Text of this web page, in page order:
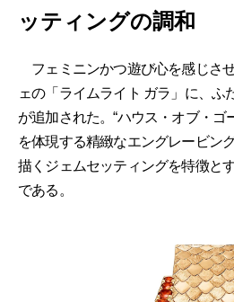
ッティングの調和
フェミニンかつ遊び心を感じさ
ェの「ライムライト ガラ」に、ふ
が追加された。“ハウス・オブ・ゴ
を体現する精緻なエングレービン
描くジェムセッティングを特徴と
である。